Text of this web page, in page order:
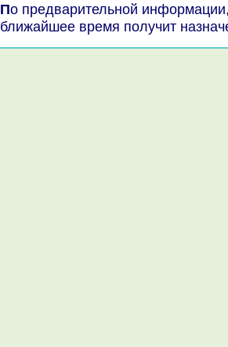
По предварительной информации, Игорь Иванов в
ближайшее время получит